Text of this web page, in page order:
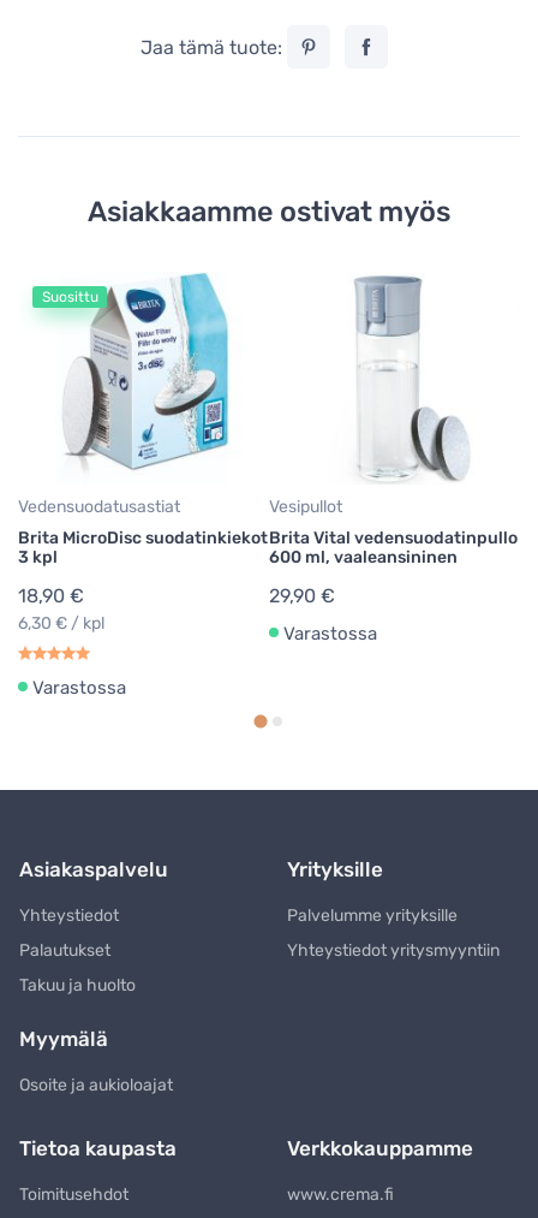
Jaa tämä tuote:
Asiakkaamme ostivat myös
Suosittu
Vedensuodatusastiat
Brita MicroDisc suodatinkiekot
3 kpl
18,90 €
6,30 € / kpl
Varastossa
Vesipullot
Brita Vital vedensuodatinpullo
600 ml, vaaleansininen
29,90 €
Varastossa
Asiakaspalvelu
Yhteystiedot
Palautukset
Takuu ja huolto
Yrityksille
Palvelumme yrityksille
Yhteystiedot yritysmyyntiin
Myymälä
Osoite ja aukioloajat
Tietoa kaupasta
Toimitusehdot
Verkkokauppamme
www.crema.fi